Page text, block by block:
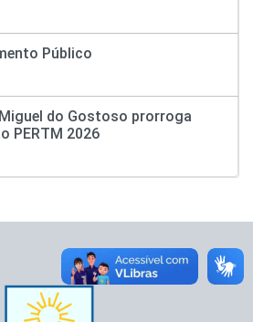
Público
do Gostoso prorroga
PERTM 2026